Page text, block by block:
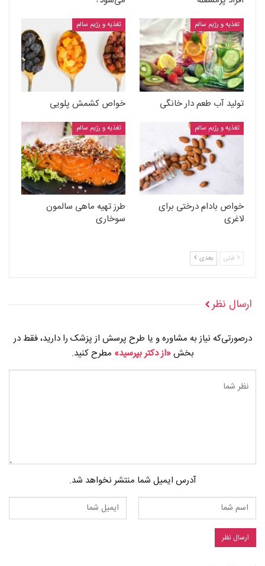
تغذیه و رژیم سالم
تولید آب طعم دار خانگی
تغذیه و رژیم سالم
خواص کشمش پلویی
تغذیه و رژیم سالم
خواص بادام درختی برای
لاغری
تغذیه و رژیم سالم
طرز تهیه ماهی سالمون
سوخاری
قبلی بعدی
ارسال نظر
درصورتی‌که نیاز به مشاوره و یا طرح پرسش از پزشک را دارید، فقط در
بخش«از دکتر بپرسید» مطرح کنید.
آدرس ایمیل شما منتشر نخواهد شد.